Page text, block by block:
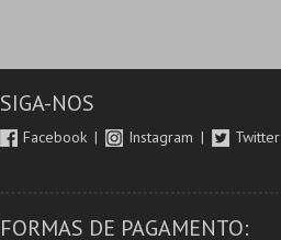
SIGA-NOS
Facebook Instagram Twitter
FORMAS DE PAGAMENTO: